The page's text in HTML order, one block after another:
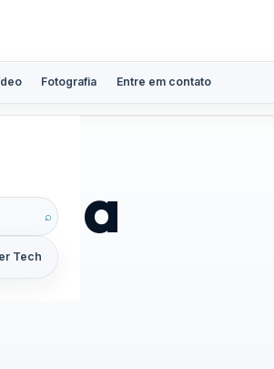
Fotografia Entre em contato
⌕
Tech